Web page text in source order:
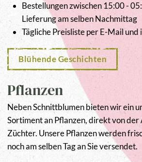
Bestellungen zwischen 15:00 -
Lieferung am selben Nachmittag
Tägliche Preisliste per E-Mail und
Blühende Geschichten
Pflanzen
Neben Schnittblumen bieten wir ein
Sortiment an Pflanzen, direkt von
Züchter. Unsere Pflanzen werden
noch am selben Tag an Sie versendet.